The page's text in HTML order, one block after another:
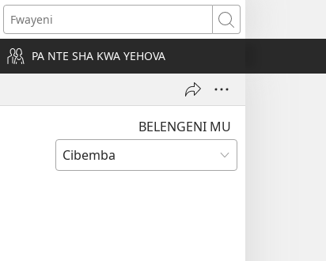
Fwayeni
PA NTE SHA KWA YEHOVA
BELENGENI MU